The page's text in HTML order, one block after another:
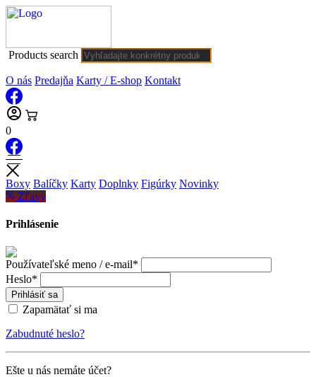
Products search
O nás Predajňa Karty / E-shop Kontakt
0
Boxy Balíčky Karty Doplnky Figúrky Novinky
Zľavy
Prihlásenie
Používateľské meno / e-mail*
Heslo*
Prihlásiť sa
Zapamätať si ma
Zabudnuté heslo?
Ešte u nás nemáte účet?